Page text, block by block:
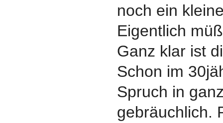
noch ein
Eigentlich
Ganz klar ist
Schon im
Spruch in
gebräuchlich.